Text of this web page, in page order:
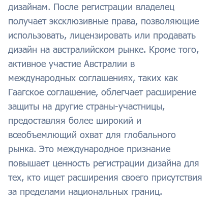
дизайнам. После регистрации владелец
получает эксклюзивные права, позволяющие
использовать, лицензировать или продавать
дизайн на австралийском рынке. Кроме того,
активное участие Австралии в
международных соглашениях, таких как
Гаагское соглашение, облегчает расширение
защиты на другие страны-участницы,
предоставляя более широкий и
всеобъемлющий охват для глобального
рынка. Это международное признание
повышает ценность регистрации дизайна для
тех, кто ищет расширения своего присутствия
за пределами национальных границ.